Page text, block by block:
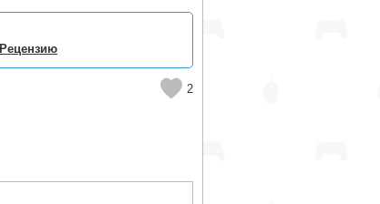
Рецензию
2